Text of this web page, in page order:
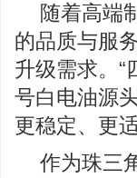
随着高端
的品质与服
升级需求。“
号白电油源
更稳定、更
作为珠三